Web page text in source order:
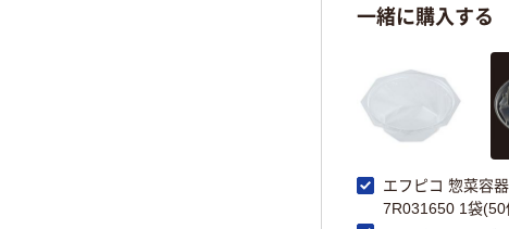
一緒に購入する
エフピコ 惣菜容
7R031650 1袋(50